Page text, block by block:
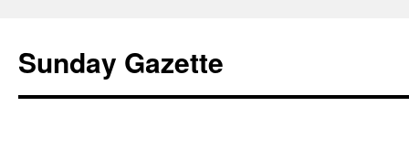
Sunday Gazette